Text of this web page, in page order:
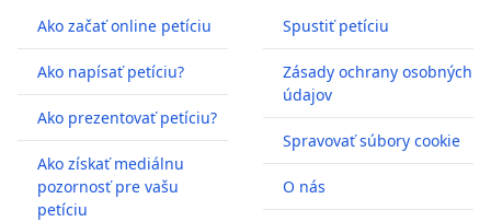
Ako začať online petíciu
Ako napísať petíciu?
Ako prezentovať petíciu?
Ako získať mediálnu
pozornosť pre vašu
petíciu
Spustiť petíciu
Zásady ochrany osobných
údajov
Spravovať súbory cookie
O nás